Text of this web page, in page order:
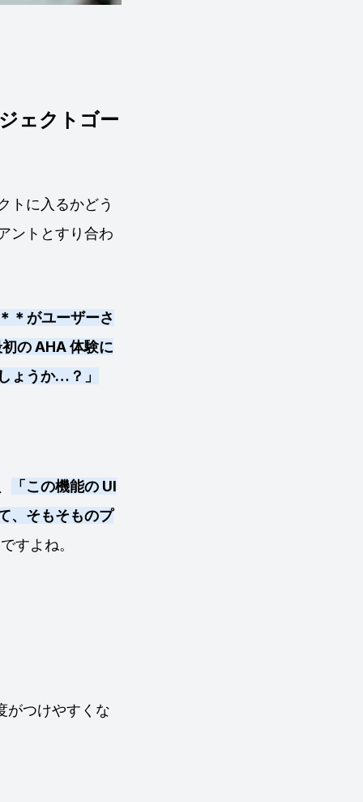
ェクトゴー
トに入るかどう
ントとすり合わ
＊がユーザーさ
の AHA 体験に
ょうか…？」
「この機能の UI
、そもそものプ
すよね。
がつけやすくな